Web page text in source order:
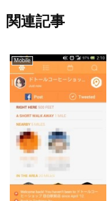
関連記事
Mobile